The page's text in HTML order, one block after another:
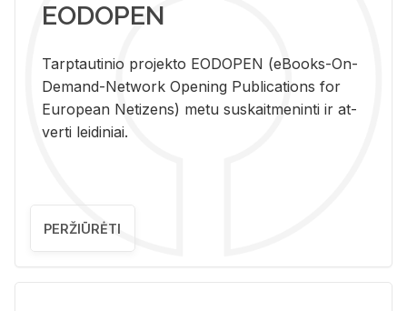
EODOPEN
Tarp­tau­ti­nio pro­jek­to EO­DO­PEN (eBo­oks-On-
De­mand-Ne­twork Ope­ning Pub­li­ca­tions for
Eu­ro­pe­an Ne­ti­zens) metu su­skait­me­nin­ti ir at­
ver­ti lei­di­niai.
PERŽIŪRĖTI